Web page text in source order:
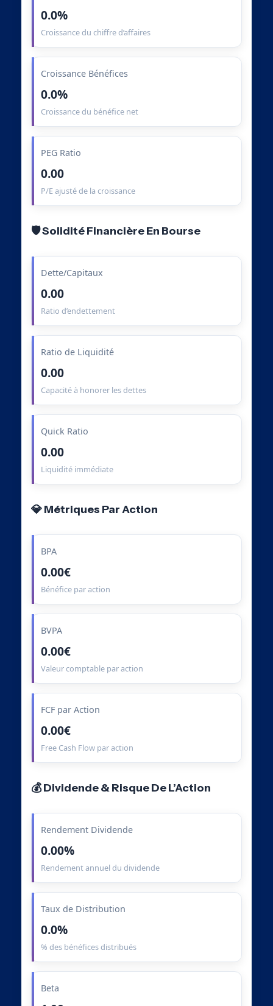
0.0%
Croissance du chiffre d’affaires
Croissance Bénéfices
0.0%
Croissance du bénéfice net
PEG Ratio
0.00
P/E ajusté de la croissance
🛡️ Solidité Financière En Bourse
Dette/Capitaux
0.00
Ratio d’endettement
Ratio de Liquidité
0.00
Capacité à honorer les dettes
Quick Ratio
0.00
Liquidité immédiate
💎 Métriques Par Action
BPA
0.00€
Bénéfice par action
BVPA
0.00€
Valeur comptable par action
FCF par Action
0.00€
Free Cash Flow par action
💰 Dividende & Risque De L’Action
Rendement Dividende
0.00%
Rendement annuel du dividende
Taux de Distribution
0.0%
% des bénéfices distribués
Beta